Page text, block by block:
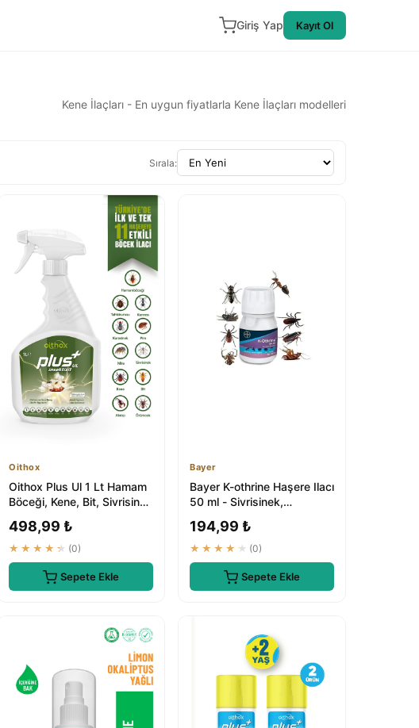
Giriş Yap Kayıt Ol
Kene İlaçları - En uygun fiyatlarla Kene İlaçları modelleri
Sırala:
Oithox
Oithox Plus Ul 1 Lt Hamam
Böceği, Kene, Bit, Sivrisinek
498,99 ₺
★★★★★ (0)
Sepete Ekle
Bayer
Bayer K-othrine Haşere Ilacı
50 ml - Sivrisinek,
Karı...
194,99 ₺
★★★★★ (0)
Sepete Ekle